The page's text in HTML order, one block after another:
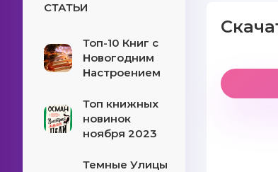
СТАТЬИ
Топ-10 Книг с
Новогодним
Настроением
Топ книжных
новинок
ноября 2023
Темные Улицы